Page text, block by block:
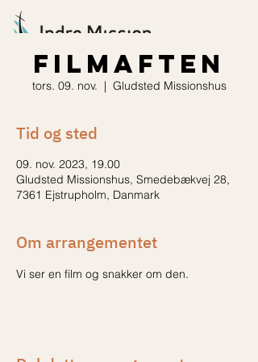
Filmaften
tors. 09. nov.
  |
Gludsted Missionshus
Tid og sted
09. nov. 2023, 19.00
Gludsted Missionshus, Smedebækvej 28,
7361 Ejstrupholm, Danmark
Om arrangementet
Vi ser en film og snakker om den.